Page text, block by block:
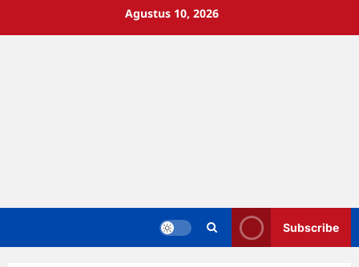
Agustus 10, 2026
Subscribe